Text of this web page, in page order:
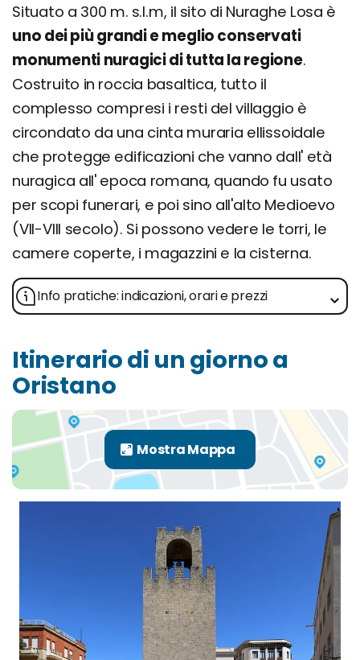
Situato a 300 m. s.l.m, il sito di Nuraghe Losa è
uno dei più grandi e meglio conservati
monumenti nuragici di tutta la regione.
Costruito in roccia basaltica, tutto il
complesso compresi i resti del villaggio è
circondato da una cinta muraria ellissoidale
che protegge edificazioni che vanno dall' età
nuragica all' epoca romana, quando fu usato
per scopi funerari, e poi sino all'alto Medioevo
(VII-VIII secolo). Si possono vedere le torri, le
camere coperte, i magazzini e la cisterna.
Info pratiche: indicazioni, orari e prezzi
Itinerario di un giorno a
Oristano